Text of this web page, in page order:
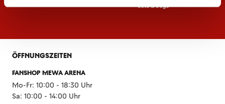
ÖFFNUNGSZEITEN
FANSHOP MEWA ARENA
Mo-Fr: 10:00 - 18:30 Uhr
Sa: 10:00 - 14:00 Uhr